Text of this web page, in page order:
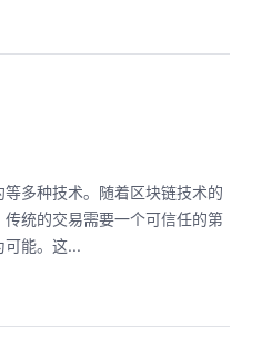
多种技术。随着区块链技术的
统的交易需要一个可信任的第
可能。这...